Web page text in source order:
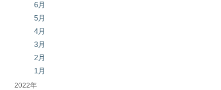
6月
5月
4月
3月
2月
1月
2022年